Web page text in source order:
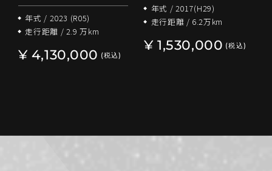
年式 / 2023 (R05)
走行距離 / 2.9 万km
¥ 4,130,000 (税込)
年式 / 2017(H29)
走行距離 / 6.2万km
¥ 1,530,000 (税込)